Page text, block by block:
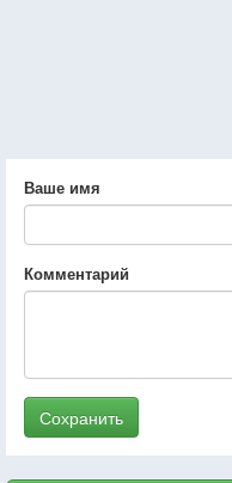
Ваше имя
Комментарий
Сохранить